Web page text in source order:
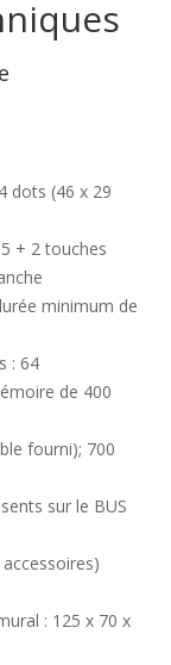
dots (46 x 29
+ 2 touches
minimum de
: 64
de 400
fourni); 700
sur le BUS
: 125 x 70 x